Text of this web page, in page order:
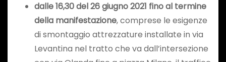
dalle 16,30 del 26 giugno 2021 fino al termine
della manifestazione, comprese le esigenze
di smontaggio attrezzature installate in via
Levantina nel tratto che va dall’intersezione